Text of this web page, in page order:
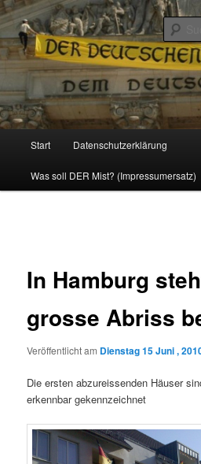
Reizzentrum
Politik, Wirtschaft, Soziales und
Zum
Inhalt
Start Datenschutzerklärung
Was soll DER Mist? (Impressumersatz)
In Hamburg
grosse Abriss
Veröffentlicht am Dienstag 15 Juni ,
Die ersten abzureissenden Häuser
erkennbar gekennzeichnet